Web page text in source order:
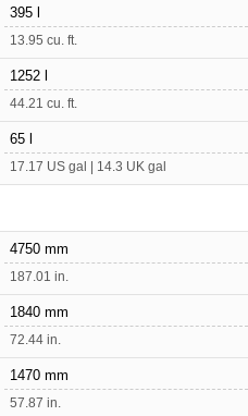
395 l
13.95 cu. ft.
1252 l
44.21 cu. ft.
65 l
17.17 US gal | 14.3 UK gal
4750 mm
187.01 in.
1840 mm
72.44 in.
1470 mm
57.87 in.